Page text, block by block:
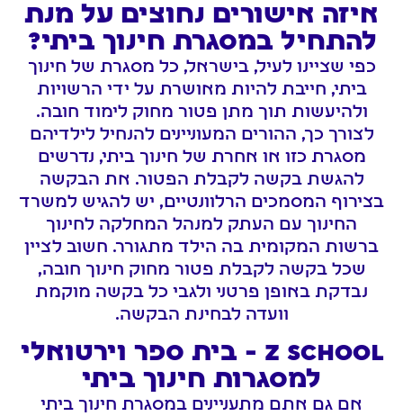
איזה אישורים נחוצים על מנת
להתחיל במסגרת חינוך ביתי?
כפי שציינו לעיל, בישראל, כל מסגרת של חינוך
ביתי, חייבת להיות מאושרת על ידי הרשויות
ולהיעשות תוך מתן פטור מחוק לימוד חובה.
לצורך כך, ההורים המעוניינים להנחיל לילדיהם
מסגרת כזו או אחרת של חינוך ביתי, נדרשים
להגשת בקשה לקבלת הפטור. את הבקשה
בצירוף המסמכים הרלוונטיים, יש להגיש למשרד
החינוך עם העתק למנהל המחלקה לחינוך
ברשות המקומית בה הילד מתגורר. חשוב לציין
שכל בקשה לקבלת פטור מחוק חינוך חובה,
נבדקת באופן פרטני ולגבי כל בקשה מוקמת
וועדה לבחינת הבקשה.
Z SCHOOL - בית ספר וירטואלי
למסגרות חינוך ביתי
אם גם אתם מתעניינים במסגרת חינוך ביתי